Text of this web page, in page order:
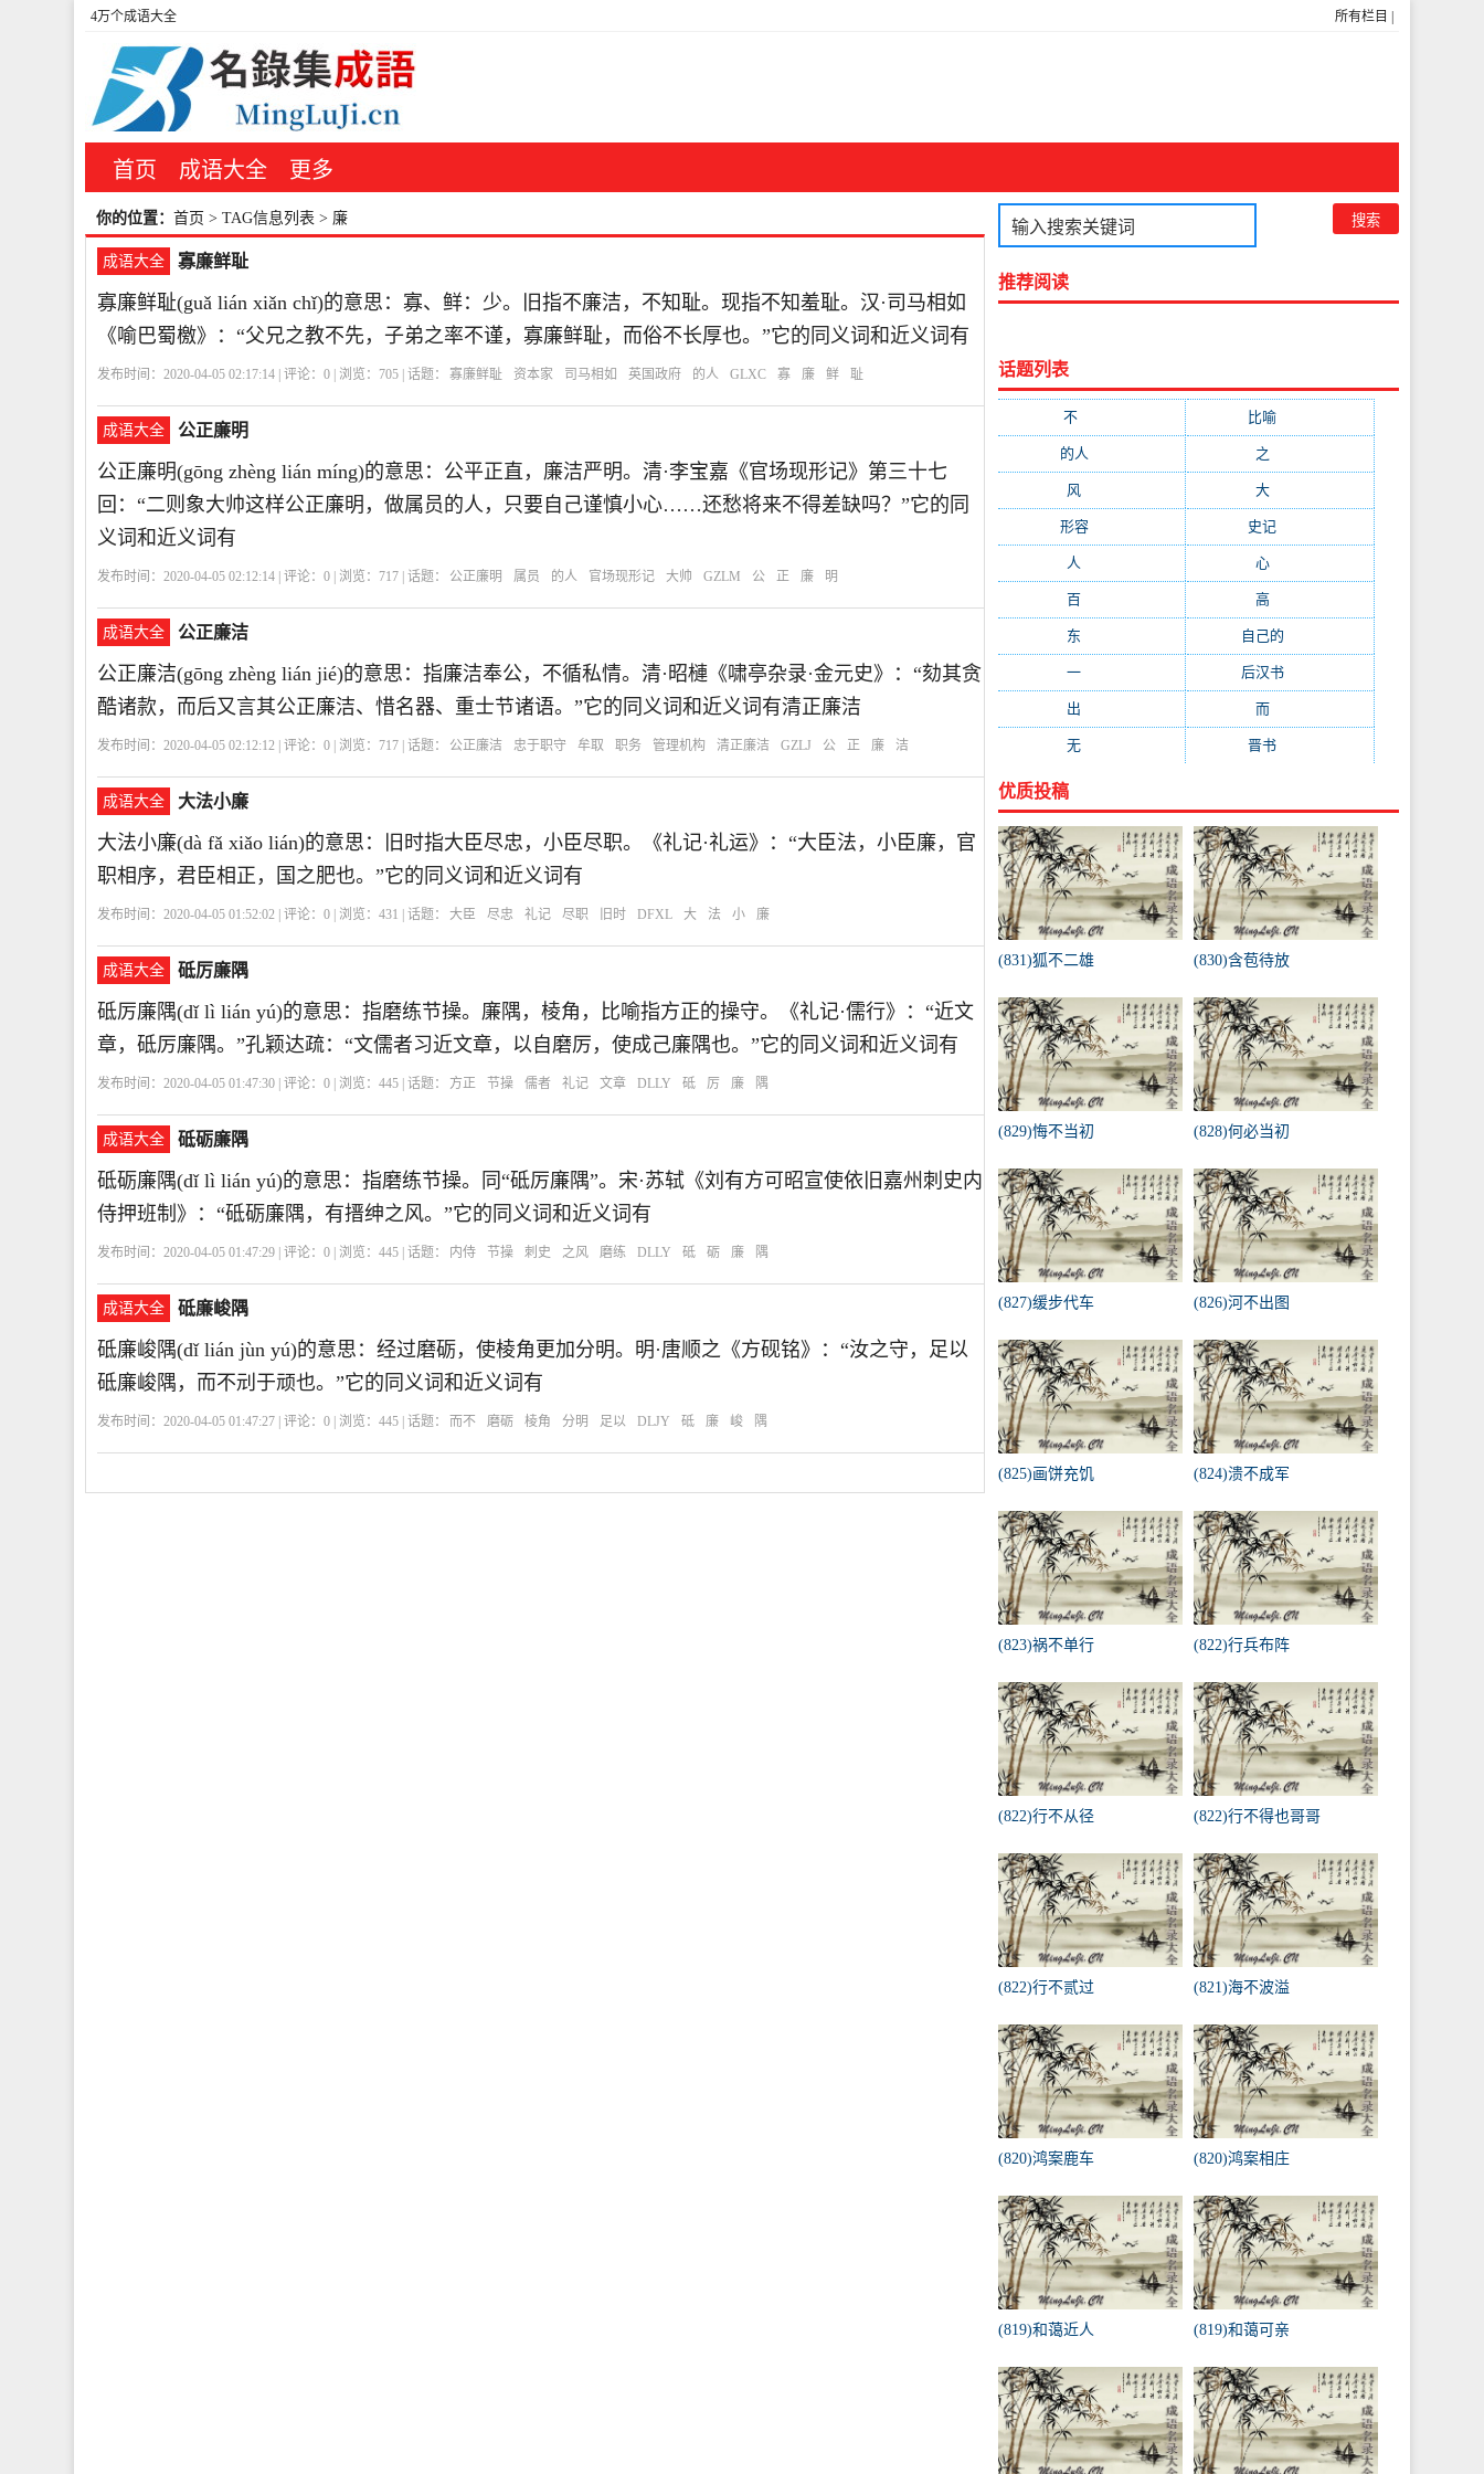
所有栏目
4万个成语大全
首页 成语大全 更多
你的位置： 首页 > TAG信息列表 > 廉
成语大全 寡廉鲜耻
寡廉鲜耻(guǎ lián xiǎn chǐ)的意思：寡、鲜：少。旧指不廉洁，不知耻。现指不知羞耻。汉·司马相如
《喻巴蜀檄》：“父兄之教不先，子弟之率不谨，寡廉鲜耻，而俗不长厚也。”它的同义词和近义词有
发布时间：2020-04-05 02:17:14 | 评论： 0 | 浏览： 705 | 话题： 寡廉鲜耻 资本家 司马相如 英国政府 的人 GLXC 寡 廉 鲜 耻
成语大全 公正廉明
公正廉明(gōng zhèng lián míng)的意思：公平正直，廉洁严明。清·李宝嘉《官场现形记》第三十七
回：“二则象大帅这样公正廉明，做属员的人，只要自己谨慎小心……还愁将来不得差缺吗？”它的同
义词和近义词有
发布时间：2020-04-05 02:12:14 | 评论： 0 | 浏览： 717 | 话题： 公正廉明 属员 的人 官场现形记 大帅 GZLM 公 正 廉 明
成语大全 公正廉洁
公正廉洁(gōng zhèng lián jié)的意思：指廉洁奉公，不循私情。清·昭槤《啸亭杂录·金元史》：“劾其贪
酷诸款，而后又言其公正廉洁、惜名器、重士节诸语。”它的同义词和近义词有清正廉洁
发布时间：2020-04-05 02:12:12 | 评论： 0 | 浏览： 717 | 话题： 公正廉洁 忠于职守 牟取 职务 管理机构 清正廉洁 GZLJ 公 正 廉 洁
成语大全 大法小廉
大法小廉(dà fǎ xiǎo lián)的意思：旧时指大臣尽忠，小臣尽职。《礼记·礼运》：“大臣法，小臣廉，官
职相序，君臣相正，国之肥也。”它的同义词和近义词有
发布时间：2020-04-05 01:52:02 | 评论： 0 | 浏览： 431 | 话题： 大臣 尽忠 礼记 尽职 旧时 DFXL 大 法 小 廉
成语大全 砥厉廉隅
砥厉廉隅(dǐ lì lián yú)的意思：指磨练节操。廉隅，棱角，比喻指方正的操守。《礼记·儒行》：“近文
章，砥厉廉隅。”孔颖达疏：“文儒者习近文章，以自磨厉，使成己廉隅也。”它的同义词和近义词有
发布时间：2020-04-05 01:47:30 | 评论： 0 | 浏览： 445 | 话题： 方正 节操 儒者 礼记 文章 DLLY 砥 厉 廉 隅
成语大全 砥砺廉隅
砥砺廉隅(dǐ lì lián yú)的意思：指磨练节操。同“砥厉廉隅”。宋·苏轼《刘有方可昭宣使依旧嘉州刺史内
侍押班制》：“砥砺廉隅，有搢绅之风。”它的同义词和近义词有
发布时间：2020-04-05 01:47:29 | 评论： 0 | 浏览： 445 | 话题： 内侍 节操 刺史 之风 磨练 DLLY 砥 砺 廉 隅
成语大全 砥廉峻隅
砥廉峻隅(dǐ lián jùn yú)的意思：经过磨砺，使棱角更加分明。明·唐顺之《方砚铭》：“汝之守，足以
砥廉峻隅，而不刓于顽也。”它的同义词和近义词有
发布时间：2020-04-05 01:47:27 | 评论： 0 | 浏览： 445 | 话题： 而不 磨砺 棱角 分明 足以 DLJY 砥 廉 峻 隅
推荐阅读
话题列表
不(1048) 比喻
的人 之
风 大(292)
形容(281) 史记
人 心(200)
百 高(190)
东 自己的
一 后汉书(177)
出 而(164)
无 晋书
优质投稿
(831)狐不二雄 (830)含苞待放
(829)悔不当初 (828)何必当初
(827)缓步代车 (826)河不出图
(825)画饼充饥 (824)溃不成军
(823)祸不单行 (822)行兵布阵
(822)行不从径 (822)行不得也哥哥
(822)行不贰过 (821)海不波溢
(820)鸿案鹿车 (820)鸿案相庄
(819)和蔼近人 (819)和蔼可亲